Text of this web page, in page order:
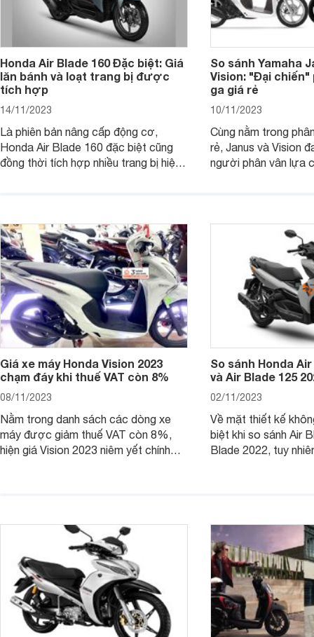
Honda Air Blade 160 Đặc biệt: Giá
lăn bánh và loạt trang bị được
tích hợp
14/11/2023
Là phiên bản nâng cấp động cơ,
Honda Air Blade 160 đặc biệt cũng
đồng thời tích hợp nhiều trang bị hiện
So sánh Yamaha
Vision: "Đại chiến"
ga giá rẻ
10/11/2023
Cùng nằm trong
rẻ, Janus và Vision
người phân vân lựa
Giá xe máy Honda Vision 2023
chạm đáy khi thuế VAT còn 8%
08/11/2023
Nằm trong danh sách các dòng xe
máy được giảm thuế VAT còn 8%,
hiện giá Vision 2023 niêm yết chính
So sánh Honda
và Air Blade 125
02/11/2023
Về mặt thiết kế
biệt khi so sánh Air
Blade 2022, tuy